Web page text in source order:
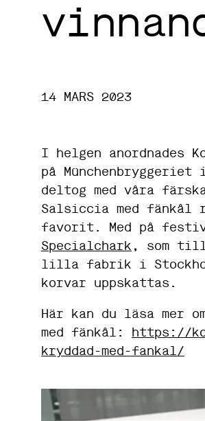
14 MARS 2023
I helgen anordnades
på
deltog med våra
Salsiccia med
favorit. Med på
Specialchark , som
lilla fabrik i
korvar uppskattas.
Här kan du läsa mer
med fänkål:
https://
kryddad-med-fankal/